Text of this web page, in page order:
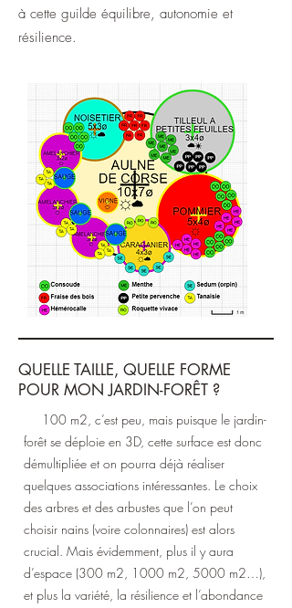
à cette guilde équilibre, autonomie et
résilience.
QUELLE TAILLE, QUELLE FORME
POUR MON JARDIN-FORÊT ?
100 m2, c’est peu, mais puisque le jardin-
forêt se déploie en 3D, cette surface est donc
démultipliée et on pourra déjà réaliser
quelques associations intéressantes. Le choix
des arbres et des arbustes que l’on peut
choisir nains (voire colonnaires) est alors
crucial. Mais évidemment, plus il y aura
d’espace (300 m2, 1000 m2, 5000 m2…),
et plus la variété, la résilience et l’abondance